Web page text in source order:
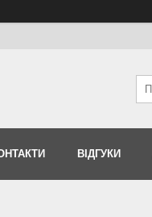
ВІДГУКИ